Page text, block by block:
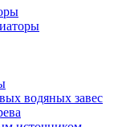
водяных завес